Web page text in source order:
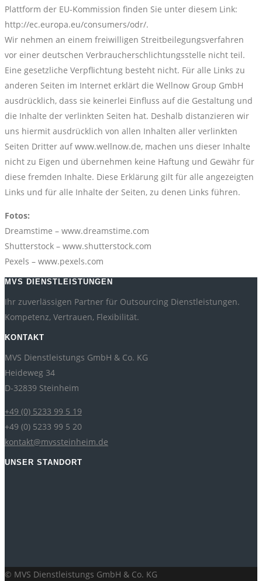
Plattform der EU-Kommission finden Sie unter diesem Link:
http://ec.europa.eu/consumers/odr/.
Wir nehmen an einem freiwilligen Streitbeilegungsverfahren
vor einer deutschen Verbraucherschlichtungsstelle nicht teil.
Eine gesetzliche Verpflichtung besteht nicht. Für alle Links zu
anderen Seiten im Internet erklärt die Wellnow Group GmbH
ausdrücklich, dass sie keinerlei Einfluss auf die Gestaltung und
die Inhalte der verlinkten Seiten hat. Deshalb distanzieren wir
uns hiermit ausdrücklich von allen Inhalten aller verlinkten
Seiten Dritter auf www.wellnow.de, machen uns dieser Inhalte
nicht zu Eigen und übernehmen keine Haftung und Gewähr für
diese fremden Inhalte. Diese Erklärung gilt für alle angezeigten
Links und für alle Inhalte der Seiten, zu denen Links führen.
Fotos:
Dreamstime – www.dreamstime.com
Shutterstock – www.shutterstock.com
Pexels – www.pexels.com
MVS DIENSTLEISTUNGEN
Ihr zuverlässigen Partner für Outsourcing Dienstleistungen.
Kompetenz, Vertrauen, Flexibilität.
KONTAKT
MVS Dienstleistungs GmbH & Co. KG
Heideweg 34
D-32839 Steinheim
+49 (0) 5233 99 5 19
+49 (0) 5233 99 5 20
kontakt@mvssteinheim.de
UNSER STANDORT
© MVS Dienstleistungs GmbH & Co. KG